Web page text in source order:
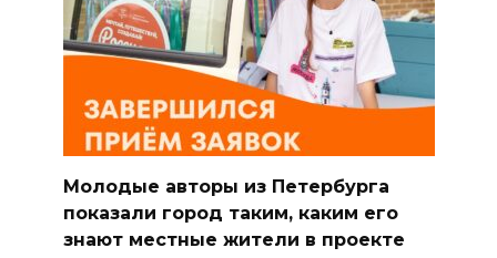
Молодые авторы из Петербурга
показали город таким, каким его
знают местные жители в проекте